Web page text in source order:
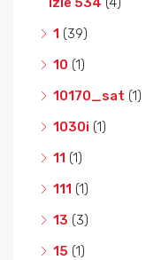
1 (39)
10 (1)
10170_sat (1)
1030i (1)
11 (1)
111 (1)
13 (3)
15 (1)